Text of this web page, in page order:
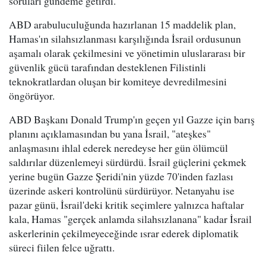
ABD arabuluculuğunda hazırlanan 15 maddelik plan,
Hamas'ın silahsızlanması karşılığında İsrail ordusunun
aşamalı olarak çekilmesini ve yönetimin uluslararası bir
güvenlik gücü tarafından desteklenen Filistinli
teknokratlardan oluşan bir komiteye devredilmesini
öngörüyor.
ABD Başkanı Donald Trump'ın geçen yıl Gazze için barış
planını açıklamasından bu yana İsrail, "ateşkes"
anlaşmasını ihlal ederek neredeyse her gün ölümcül
saldırılar düzenlemeyi sürdürdü. İsrail güçlerini çekmek
yerine bugün Gazze Şeridi'nin yüzde 70'inden fazlası
üzerinde askeri kontrolünü sürdürüyor. Netanyahu ise
pazar günü, İsrail'deki kritik seçimlere yalnızca haftalar
kala, Hamas "gerçek anlamda silahsızlanana" kadar İsrail
askerlerinin çekilmeyeceğinde ısrar ederek diplomatik
süreci fiilen felce uğrattı.